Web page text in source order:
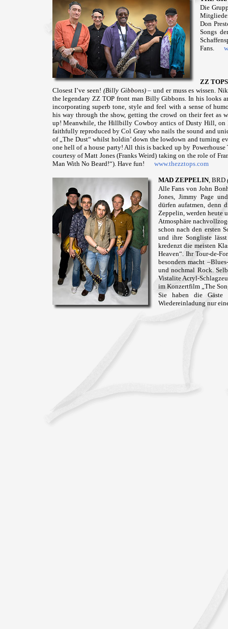
Die
Don
Songs
Fans.
ZZ TOPS
Closest I’ve seen! (Billy Gibbons)– und er muss es wissen.
the legendary ZZ TOP front man Billy Gibbons. In his looks
incorporating superb tone, style and feel with a sense of
his way through the show, getting the crowd on their feet as
up! Meanwhile, the Hillbilly Cowboy antics of Dusty Hill, on
faithfully reproduced by Col Gray who nails the sound and
of „The Dust“ whilst holdin’ down the lowdown and turning
one hell of a house party! All this is backed up by
courtesy of Matt Jones (Franks Weird) taking on the role of
Man With No Beard!“). Have fun! www.thezztops.com
MAD ZEPPELIN, BRD
Alle Fans von John
Jones, Jimmy Page
dürfen aufatmen, denn
Zeppelin, werden heute
Atmosphäre
schon nach den ersten
und ihre Songliste
kredenzt die meisten
Heaven“. Ihr Tour-de-
besonders macht
und nochmal Rock.
Vistalite Acryl-
im Konzertfilm „The
Sie haben die Gäste
Wiedereinladung nur